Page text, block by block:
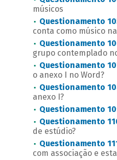
músicos
Questionamento
conta como músico
Questionamento
grupo contemplado
Questionamento
o anexo I no Word?
Questionamento
anexo I?
Questionamento
Questionamento
de estúdio?
Questionamento
com associação e